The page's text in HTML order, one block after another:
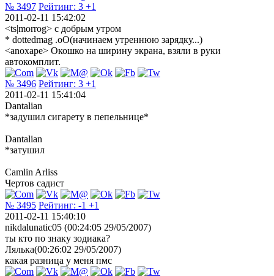
№ 3497 Рейтинг: 3 +1
2011-02-11 15:42:02
<ts|morrog> с добрым утром
* dottedmag .oO(начинаем утреннюю зарядку...)
<anoxape> Окошко на ширину экрана, взяли в руки
автокомплит.
№ 3496 Рейтинг: 3 +1
2011-02-11 15:41:04
Dantalian
*задушил сигарету в пепельнице*
Dantalian
*затушил
Camlin Arliss
Чертов садист
№ 3495 Рейтинг: -1 +1
2011-02-11 15:40:10
nikdalunatic05 (00:24:05 29/05/2007)
ты кто по знаку зодиака?
Лялька(00:26:02 29/05/2007)
какая разница у меня пмс